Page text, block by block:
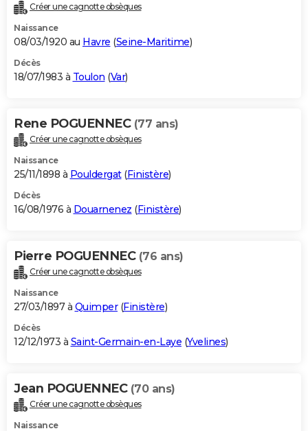
Créer une cagnotte obsèques
Naissance
08/03/1920 au Havre (Seine-Maritime)
Décès
18/07/1983 à Toulon (Var)
Rene POGUENNEC (77 ans)
Créer une cagnotte obsèques
Naissance
25/11/1898 à Pouldergat(Finistère)
Décès
16/08/1976 à Douarnenez (Finistère)
Pierre POGUENNEC (76 ans)
Créer une cagnotte obsèques
Naissance
27/03/1897 à Quimper(Finistère)
Décès
12/12/1973 à Saint-Germain-en-Laye (Yvelines)
Jean POGUENNEC (70 ans)
Créer une cagnotte obsèques
Naissance